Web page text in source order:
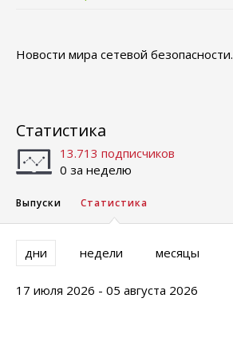
Новости мира сетевой безопасности.
Статистика
13.713 подписчиков
0 за неделю
Выпуски Статистика
дни недели месяцы
17 июля 2026 - 05 августа 2026